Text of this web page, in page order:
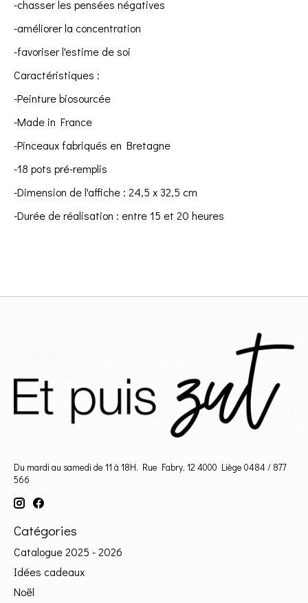
-chasser les pensées négatives
-améliorer la concentration
-favoriser l'estime de soi
Caractéristiques :
-Peinture biosourcée
-Made in France
-Pinceaux fabriqués en Bretagne
-18 pots pré-remplis
-Dimension de l'affiche : 24,5 x 32,5 cm
-Durée de réalisation : entre 15 et 20 heures
Du mardi au samedi de 11 à 18H. Rue Fabry, 12 4000 Liège 0484 / 877
566
Catégories
Catalogue 2025 - 2026
Idées cadeaux
Noël